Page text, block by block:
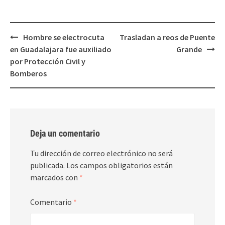
Post
navigation
Hombre se electrocuta
en Guadalajara fue auxiliado
por Protección Civil y
Bomberos
Trasladan a reos de Puente
Grande
Deja un comentario
Tu dirección de correo electrónico no será
publicada. Los campos obligatorios están
marcados con *
Comentario *